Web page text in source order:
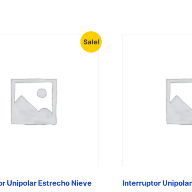
Sale!
Unipolar Estrecho Nieve
Interruptor